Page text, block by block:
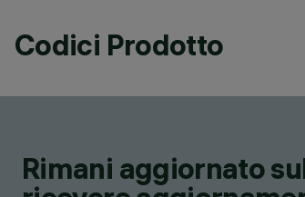
Codici Prodotto
Rimani aggiornato